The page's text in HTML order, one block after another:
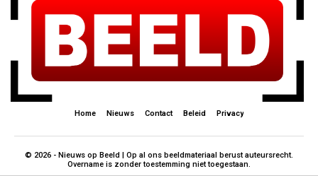
Home Nieuws Contact Beleid Privacy
© 2026 - Nieuws op Beeld | Op al ons beeldmateriaal berust auteursrecht.
Overname is zonder toestemming niet toegestaan.